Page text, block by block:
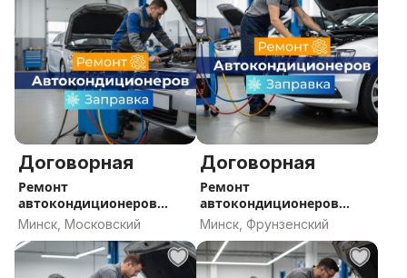
Договорная
Ремонт
автокондиционеров
Минск, заправка
кондиционера Минск,
СТО кондиционеры
Минск
Минск, Московский
Договорная
Ремонт
автокондиционеров
Минск, заправка
кондиционера Минск,
СТО кондиционеры
Минск
Минск, Фрунзенский